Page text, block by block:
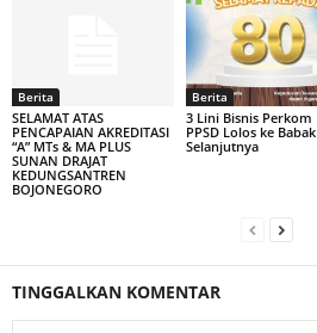
Berita
SELAMAT ATAS
PENCAPAIAN AKREDITASI
“A” MTs & MA PLUS
SUNAN DRAJAT
KEDUNGSANTREN
BOJONEGORO
Berita
3 Lini Bisnis Perkom
PPSD Lolos ke Babak
Selanjutnya
TINGGALKAN KOMENTAR